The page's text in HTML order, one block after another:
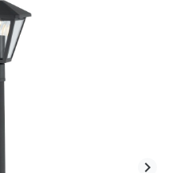
keyboard_arrow_right